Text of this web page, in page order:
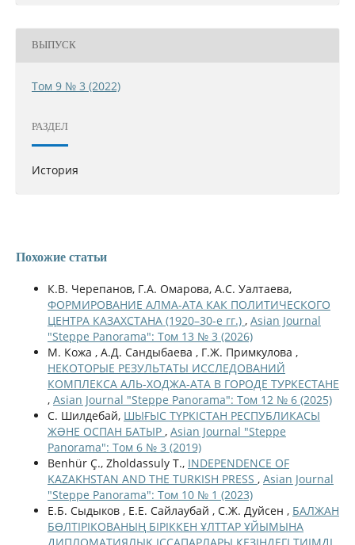
ВЫПУСК
Том 9 № 3 (2022)
РАЗДЕЛ
История
Похожие статьи
К.В. Черепанов, Г.А. Омарова, А.С. Уалтаева,
ФОРМИРОВАНИЕ АЛМА-АТА КАК ПОЛИТИЧЕСКОГО
ЦЕНТРА КАЗАХСТАНА (1920–30-е гг.) , Asian Journal
"Steppe Panorama": Том 13 № 3 (2026)
М. Кожа , А.Д. Сандыбаева , Г.Ж. Примкулова ,
НЕКОТОРЫЕ РЕЗУЛЬТАТЫ ИССЛЕДОВАНИЙ
КОМПЛЕКСА АЛЬ-ХОДЖА-АТА В ГОРОДЕ ТУРКЕСТАНЕ
, Asian Journal "Steppe Panorama": Том 12 № 6 (2025)
С. Шилдебай, ШЫҒЫС ТҮРКІСТАН РЕСПУБЛИКАСЫ
ЖƏНЕ ОСПАН БАТЫР , Asian Journal "Steppe
Panorama": Том 6 № 3 (2019)
Benhür Ç., Zholdassuly T., INDEPENDENCE OF
KAZAKHSTAN AND THE TURKISH PRESS , Asian Journal
"Steppe Panorama": Том 10 № 1 (2023)
Е.Б. Сыдыков , Е.Е. Сайлаубай , С.Ж. Дуйсен , БАЛЖАН
БӨЛТІРІКОВАНЫҢ БІРІККЕН ҰЛТТАР ҰЙЫМЫНА